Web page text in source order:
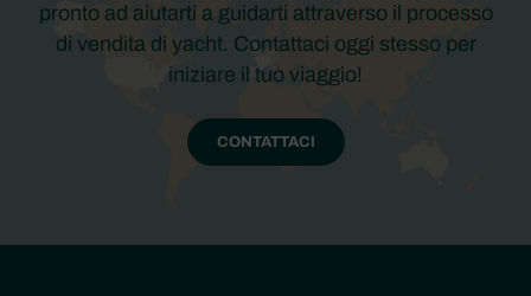
pronto ad aiutarti a guidarti attraverso il processo
di vendita di yacht. Contattaci oggi stesso per
iniziare il tuo viaggio!
CONTATTACI